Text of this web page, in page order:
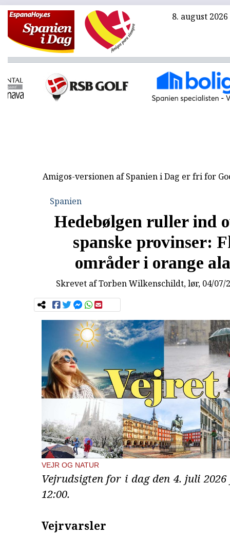
8. august 2026
Amigos-versionen af Spanien i Dag er fri for
Spanien
Hedebølgen ruller ind
spanske provinser:
områder i orange
Skrevet afTorben Wilkenschildt, lør, 04/07/
VEJR OG NATUR
Vejrudsigten for i dag den 4. juli
12:00.
Vejrvarsler